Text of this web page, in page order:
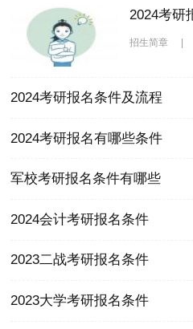
2024考研
招生简章 |
2024考研报名条件及流程
2024考研报名有哪些条件
军校考研报名条件有哪些
2024会计考研报名条件
2023二战考研报名条件
2023大学考研报名条件